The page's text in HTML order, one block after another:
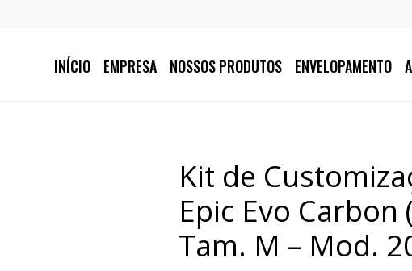
INÍCIO EMPRESA NOSSOS PRODUTOS ENVELOPAMENTO
Kit de
Epic Evo Carbon
Tam. M – Mod.